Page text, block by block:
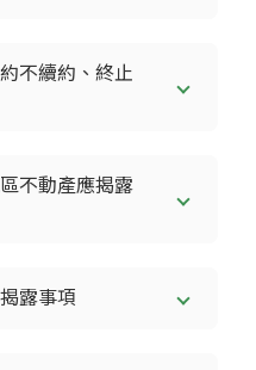
不續約、終止
不動產應揭露
露事項